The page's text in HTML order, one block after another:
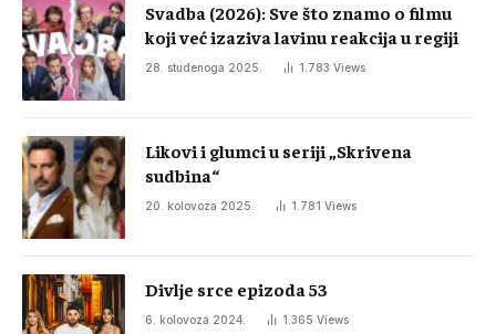
Svadba (2026): Sve što znamo o filmu
koji već izaziva lavinu reakcija u regiji
28. studenoga 2025. 1.783 Views
Likovi i glumci u seriji „Skrivena
sudbina“
20. kolovoza 2025. 1.781 Views
Divlje srce epizoda 53
6. kolovoza 2024. 1.365 Views